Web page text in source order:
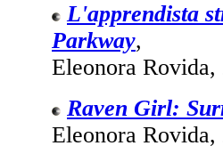
L'apprendista
Parkway,
Eleonora
Raven Girl:
Eleonora